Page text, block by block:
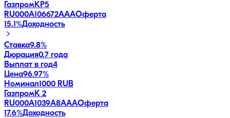
ГазпромКP5
RU000A106672AAAОферта
15.1%Доходность
Ставка9.8%
Дюрация0.7 года
Выплат в год4
Цена96.97%
Номинал1000 RUB
ГазпромК 2
RU000A1039A8AAAОферта
17.6%Доходность